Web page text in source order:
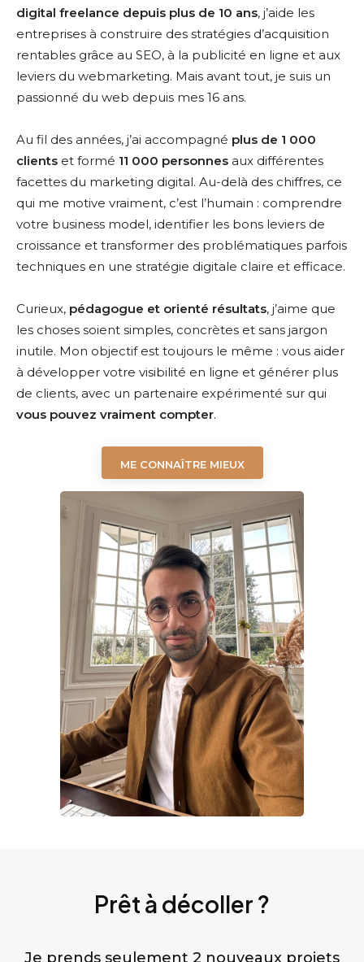
digital freelance depuis plus de 10 ans, j’aide les
entreprises à construire des stratégies d’acquisition
rentables grâce au SEO, à la publicité en ligne et aux
leviers du webmarketing. Mais avant tout, je suis un
passionné du web depuis mes 16 ans.
Au fil des années, j’ai accompagné plus de 1 000
clients et formé 11 000 personnes aux différentes
facettes du marketing digital. Au-delà des chiffres, ce
qui me motive vraiment, c’est l’humain : comprendre
votre business model, identifier les bons leviers de
croissance et transformer des problématiques parfois
techniques en une stratégie digitale claire et efficace.
Curieux, pédagogue et orienté résultats, j’aime que
les choses soient simples, concrètes et sans jargon
inutile. Mon objectif est toujours le même : vous aider
à développer votre visibilité en ligne et générer plus
de clients, avec un partenaire expérimenté sur qui
vous pouvez vraiment compter.
ME CONNAÎTRE MIEUX
Prêt à décoller ?
Je prends seulement 2 nouveaux projets